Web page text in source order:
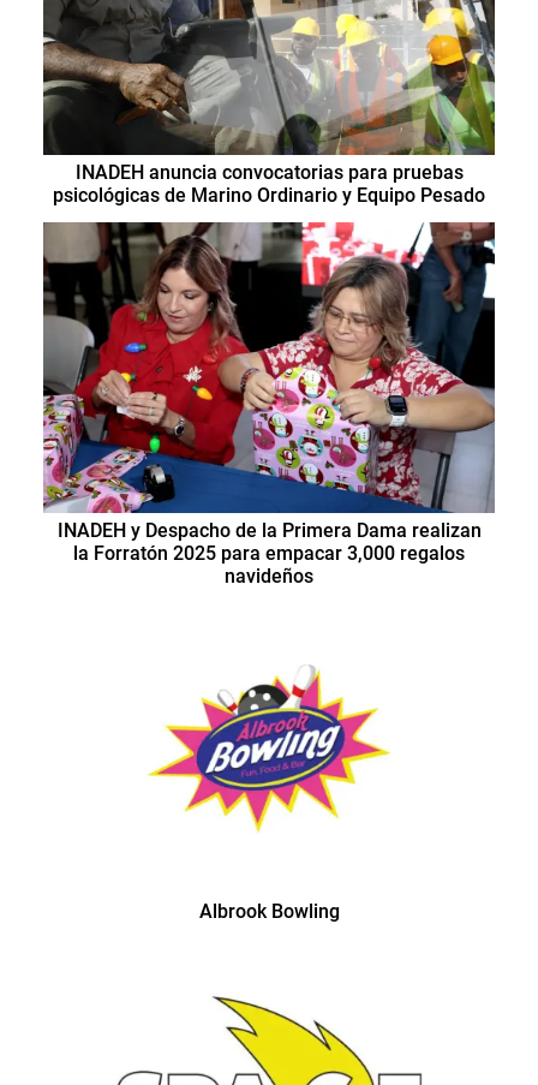
INADEH anuncia convocatorias para pruebas
psicológicas de Marino Ordinario y Equipo Pesado
INADEH y Despacho de la Primera Dama realizan
la Forratón 2025 para empacar 3,000 regalos
navideños
Albrook Bowling